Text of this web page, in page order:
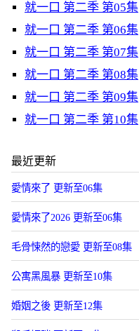
就一口 第二季 第05集
就一口 第二季 第06集
就一口 第二季 第07集
就一口 第二季 第08集
就一口 第二季 第09集
就一口 第二季 第10集
最近更新
愛情來了 更新至06集
愛情來了2026 更新至06集
毛骨悚然的戀愛 更新至08集
公寓黑風暴 更新至10集
婚姻之後 更新至12集